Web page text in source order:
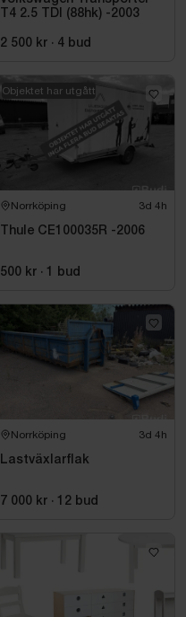
T4 2.5 TDI (88hk) -2003
2 500 kr · 4 bud
Norrköping 3d 4h
Thule CE100035R -2006
500 kr · 1 bud
Objektet har utgått
Norrköping 3d 4h
Lastväxlarflak
7 000 kr · 12 bud